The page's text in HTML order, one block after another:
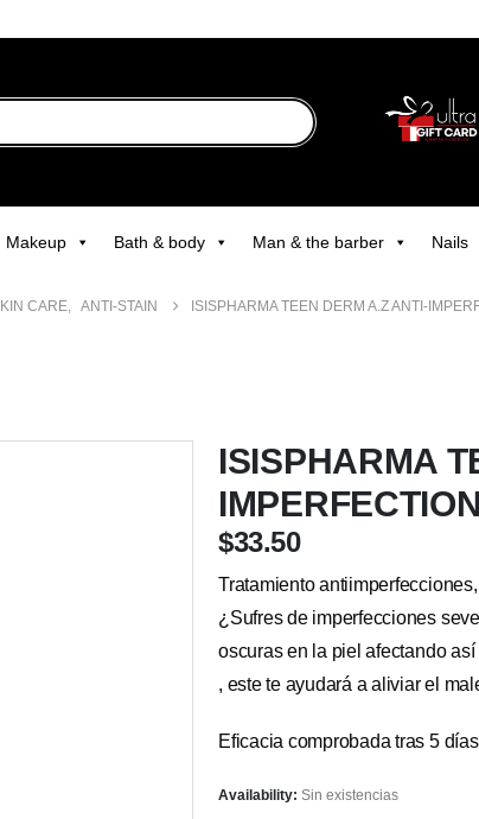
Makeup Bath & body Man & the barber Nails
CARE, ANTI-STAIN ISISPHARMA TEEN DERM A.Z ANTI-
ISISPHARMA
$33.50
Tratamiento
¿Sufres de imperfecciones
oscuras en la piel afectando
, este te ayudará a aliviar el
Eficacia comprobada tras 5
Availability: Sin existencias